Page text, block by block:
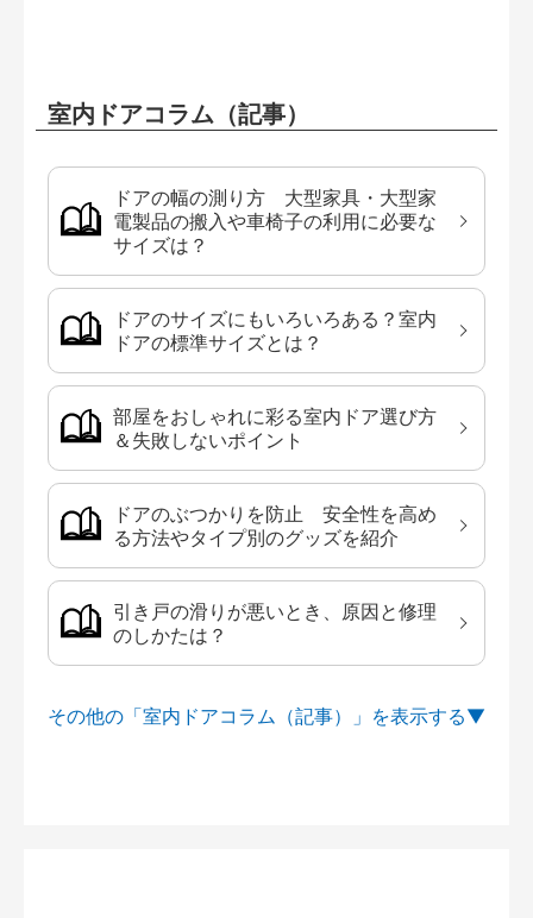
室内ドアコラム（記事）
ドアの幅の測り方 大型家具・大型家
電製品の搬入や車椅子の利用に必要な
サイズは？
ドアのサイズにもいろいろある？室内
ドアの標準サイズとは？
部屋をおしゃれに彩る室内ドア選び方
＆失敗しないポイント
ドアのぶつかりを防止 安全性を高め
る方法やタイプ別のグッズを紹介
引き戸の滑りが悪いとき、原因と修理
のしかたは？
その他の「室内ドアコラム（記事）」を